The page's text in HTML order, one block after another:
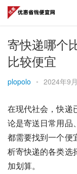
寄快递哪个
比较便宜
plopolo • 2024年9
在现代社会，快递
论是寄送日常用品
都需要找到一个便
析寄快递的各类选
加划算。